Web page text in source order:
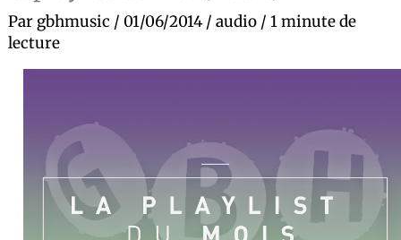
Par gbhmusic / 01/06/2014/audio /1 minute de
lecture